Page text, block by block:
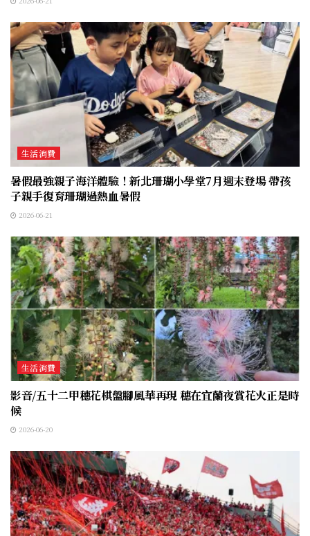
生活消費
暑假最強親子海洋體驗！新北珊瑚小學堂7月週末登場 帶孩
子親手復育珊瑚過熱血暑假
2026-06-21
生活消費
影音/五十二甲穗花棋盤腳風華再現 穗在宜蘭夜賞花火正是時
候
2026-06-20